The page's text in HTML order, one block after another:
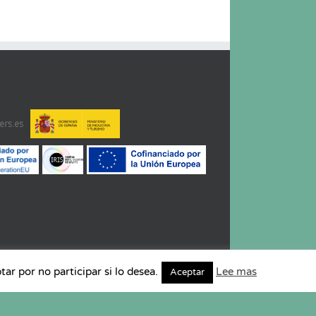
por no participar si lo desea. Aceptar Lee mas